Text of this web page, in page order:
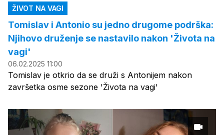
ŽIVOT NA VAGI
Tomislav i Antonio su jedno drugome podrška:
Njihovo druženje se nastavilo nakon 'Života na
vagi'
06.02.2025 11:00
Tomislav je otkrio da se druži s Antonijem nakon
završetka osme sezone 'Života na vagi'